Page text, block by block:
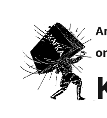
Artikelen